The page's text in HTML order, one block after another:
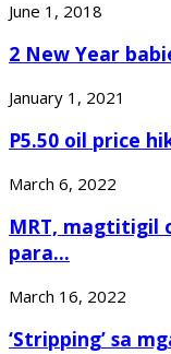
June 1, 2018
2 New Year
January 1, 2021
P5.50 oil price
March 6, 2022
MRT, magtitigil
para...
March 16, 2022
‘Stripping’ sa